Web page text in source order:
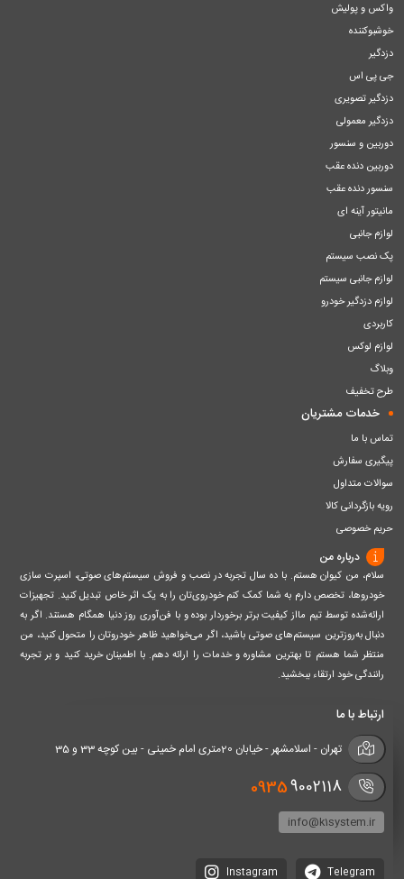
واکس و پولیش
خوشبوکننده
دزدگیر
جی پی اس
دزدگیر تصویری
دزدگیر معمولی
دوربین و سنسور
دوربین دنده عقب
سنسور دنده عقب
مانیتور آینه ای
لوازم جانبی
پک نصب سیستم
لوازم جانبی سیستم
لوازم دزدگیر خودرو
کاربردی
لوازم لوکس
وبلاگ
طرح تخفیف
خدمات مشتریان
تماس با ما
پیگیری سفارش
سوالات متداول
رویه بازگردانی کالا
حریم خصوصی
درباره من
سلام، من کیوان هستم. با ده سال تجربه در نصب و فروش سیستم‌های صوتی، اسپرت سازی
خودروها، تخصص دارم به شما کمک کنم خودروی‌تان را به یک اثر خاص تبدیل کنید. تجهیزات
ارائه‌شده توسط تیم مااز کیفیت برتر برخوردار بوده و با فن‌آوری روز دنیا همگام هستند. اگر به
دنبال به‌روزترین سیستم‌های صوتی باشید، اگر می‌خواهید ظاهر خودروتان را متحول کنید، من
منتظر شما هستم تا بهترین مشاوره و خدمات را ارائه دهم. با اطمینان خرید کنید و بر تجربه
رانندگی خود ارتقاء ببخشید.
ارتباط با ما
تهران - اسلامشهر - خیابان 20متری امام خمینی - بین کوچه 33 و 35
09359002118
info@k1system.ir
Telegram
Instagram